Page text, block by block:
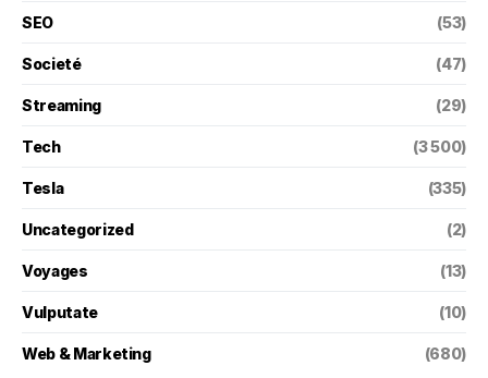
SEO (53)
Societé (47)
Streaming (29)
Tech (3 500)
Tesla (335)
Uncategorized (2)
Voyages (13)
Vulputate (10)
Web & Marketing (680)